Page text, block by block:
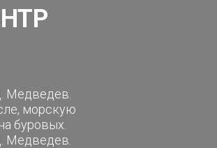
Медведев.
морскую
буровых.
Медведев.